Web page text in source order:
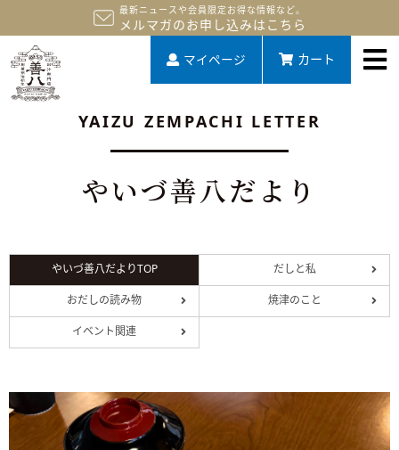
最新ニュースや会員限定お得な情報など。
メルマガのお申し込みはこちら
マイページ カート
YAIZU ZEMPACHI LETTER
やいづ善八だより
やいづ善八だよりTOP だしと私
おだしの読み物 焼津のこと
イベント関連